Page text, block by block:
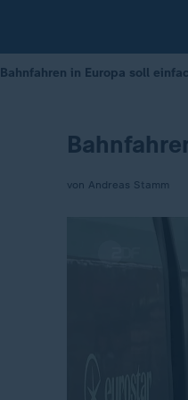
Bahnfahren in Europa soll
von Andreas Stamm